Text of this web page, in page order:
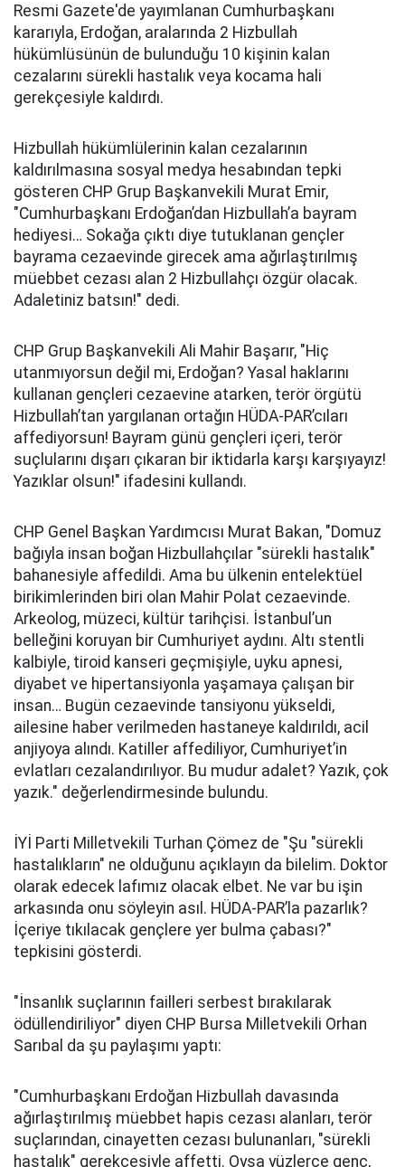
Resmi Gazete'de yayımlanan Cumhurbaşkanı
kararıyla, Erdoğan, aralarında 2 Hizbullah
hükümlüsünün de bulunduğu 10 kişinin kalan
cezalarını sürekli hastalık veya kocama hali
gerekçesiyle kaldırdı.
Hizbullah hükümlülerinin kalan cezalarının
kaldırılmasına sosyal medya hesabından tepki
gösteren CHP Grup Başkanvekili Murat Emir,
"Cumhurbaşkanı Erdoğan’dan Hizbullah’a bayram
hediyesi… Sokağa çıktı diye tutuklanan gençler
bayrama cezaevinde girecek ama ağırlaştırılmış
müebbet cezası alan 2 Hizbullahçı özgür olacak.
Adaletiniz batsın!" dedi.
CHP Grup Başkanvekili Ali Mahir Başarır, "Hiç
utanmıyorsun değil mi, Erdoğan? Yasal haklarını
kullanan gençleri cezaevine atarken, terör örgütü
Hizbullah’tan yargılanan ortağın HÜDA-PAR’cıları
affediyorsun! Bayram günü gençleri içeri, terör
suçlularını dışarı çıkaran bir iktidarla karşı karşıyayız!
Yazıklar olsun!" ifadesini kullandı.
CHP Genel Başkan Yardımcısı Murat Bakan, "Domuz
bağıyla insan boğan Hizbullahçılar "sürekli hastalık"
bahanesiyle affedildi. Ama bu ülkenin entelektüel
birikimlerinden biri olan Mahir Polat cezaevinde.
Arkeolog, müzeci, kültür tarihçisi. İstanbul’un
belleğini koruyan bir Cumhuriyet aydını. Altı stentli
kalbiyle, tiroid kanseri geçmişiyle, uyku apnesi,
diyabet ve hipertansiyonla yaşamaya çalışan bir
insan… Bugün cezaevinde tansiyonu yükseldi,
ailesine haber verilmeden hastaneye kaldırıldı, acil
anjiyoya alındı. Katiller affediliyor, Cumhuriyet’in
evlatları cezalandırılıyor. Bu mudur adalet? Yazık, çok
yazık." değerlendirmesinde bulundu.
İYİ Parti Milletvekili Turhan Çömez de "Şu "sürekli
hastalıkların" ne olduğunu açıklayın da bilelim. Doktor
olarak edecek lafımız olacak elbet. Ne var bu işin
arkasında onu söyleyin asıl. HÜDA-PAR’la pazarlık?
İçeriye tıkılacak gençlere yer bulma çabası?"
tepkisini gösterdi.
"İnsanlık suçlarının failleri serbest bırakılarak
ödüllendiriliyor" diyen CHP Bursa Milletvekili Orhan
Sarıbal da şu paylaşımı yaptı:
"Cumhurbaşkanı Erdoğan Hizbullah davasında
ağırlaştırılmış müebbet hapis cezası alanları, terör
suçlarından, cinayetten cezası bulunanları, "sürekli
hastalık" gerekçesiyle affetti. Oysa yüzlerce genç,